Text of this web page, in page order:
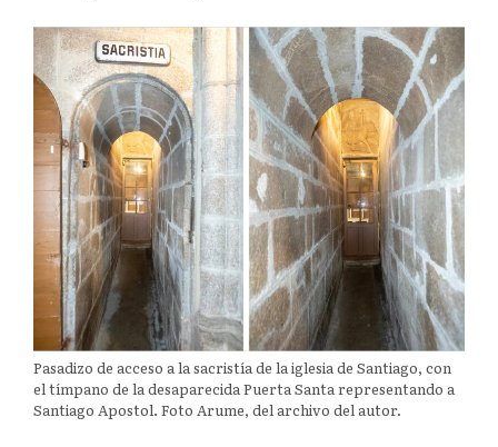
Pasadizo de acceso a la sacristía de la iglesia de Santiago, con
el tímpano de la desaparecida Puerta Santa representando a
Santiago Apostol. Foto Arume, del archivo del autor.